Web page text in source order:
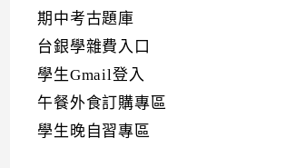
期中考古題庫
台銀學雜費入口
學生Gmail登入
午餐外食訂購專區
學生晚自習專區